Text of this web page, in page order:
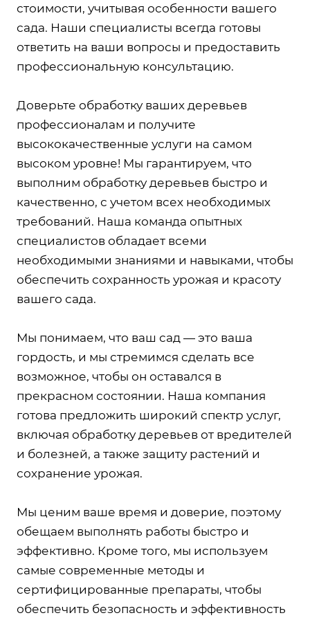
стоимости, учитывая особенности вашего
сада. Наши специалисты всегда готовы
ответить на ваши вопросы и предоставить
профессиональную консультацию.
Доверьте обработку ваших деревьев
профессионалам и получите
высококачественные услуги на самом
высоком уровне! Мы гарантируем, что
выполним обработку деревьев быстро и
качественно, с учетом всех необходимых
требований. Наша команда опытных
специалистов обладает всеми
необходимыми знаниями и навыками, чтобы
обеспечить сохранность урожая и красоту
вашего сада.
Мы понимаем, что ваш сад — это ваша
гордость, и мы стремимся сделать все
возможное, чтобы он оставался в
прекрасном состоянии. Наша компания
готова предложить широкий спектр услуг,
включая обработку деревьев от вредителей
и болезней, а также защиту растений и
сохранение урожая.
Мы ценим ваше время и доверие, поэтому
обещаем выполнять работы быстро и
эффективно. Кроме того, мы используем
самые современные методы и
сертифицированные препараты, чтобы
обеспечить безопасность и эффективность